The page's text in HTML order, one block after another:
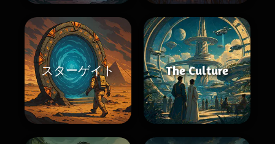
スターゲイト The Culture